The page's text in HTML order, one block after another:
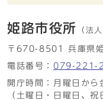
姫路市役所 （法
〒670-8501 兵庫県
電話番号： 079-221-
開庁時間：月曜日か
（土曜日・日曜日、